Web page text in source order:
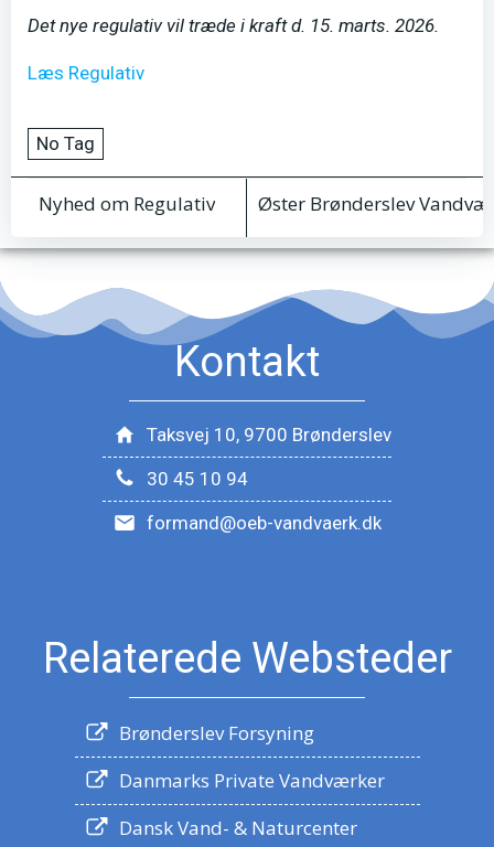
Det nye regulativ vil træde i kraft d. 15. marts. 2026.
Læs Regulativ
No Tag
Indlægsnavigation
Nyhed om Regulativ Øster Brønderslev
Kontakt
Taksvej 10, 9700 Brønderslev
30 45 10 94
formand@oeb-vandvaerk.dk
Relaterede Websteder
Brønderslev Forsyning
Danmarks Private Vandværker
Dansk Vand- & Naturcenter